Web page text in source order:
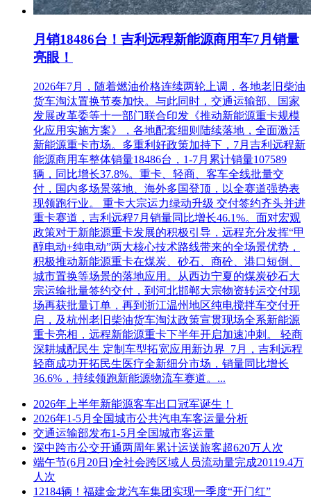
月销18486台！吉利远程新能源商用车7月销量
亮眼！
2026年7月，随着燃油价格连续两轮上调，各地老旧柴油
货车淘汰置换节奏加快。与此同时，交通运输部、国家
发展改革委等十一部门联合印发《推动新能源重卡规模
化应用实施方案》，各地配套细则陆续落地，全面激活
新能源重卡市场。多重利好政策加持下，7月吉利远程新
能源商用车整体销量18486台，1-7月累计销量107589
辆，同比增长37.8%。重卡、轻商、客车全线批量交
付，国内多场景落地、海外多国登顶，以全赛道强势表
现领跑行业。 重卡大宗运力绿动升级 交付签约齐头并进
重卡赛道，吉利远程7月销量同比增长46.1%。面对宏观
政策对于新能源重卡发展的积极引导，远程充分发挥“甲
醇电动+纯电动”两大核心技术路线带来的全场景优势，
积极推动新能源重卡在煤炭、砂石、商砼、港口短倒、
城市置换等场景的落地应用。从西边宁夏的煤炭砂石大
宗运输批量签约交付，到河北邯郸大宗物资转运交付现
场再获批量订单，再到浙江温州地区纯电搅拌车交付开
启，及杭州老旧柴油货车淘汰政策宣贯现场全系新能源
重卡亮相，远程新能源重卡下半年开启加速冲刺。 轻商
深耕城配民生 定制车型拓宽应用新边界 7月，吉利远程
轻商成功开拓民生医疗全新细分市场，销量同比增长
36.6%，持续领跑新能源物流车赛道。...
2026年上半年新能源客车出口冠军诞生！
2026年1-5月全国城市公共汽电车客运量分析
交通运输部发布1-5月全国城市客运量
深中跨市公交开通两周年累计运送旅客超620万人次
端午节(6月20日)全社会跨区域人员流动量完成20119.4万
人次
12184辆！福建金龙汽车集团实现一季度“开门红”